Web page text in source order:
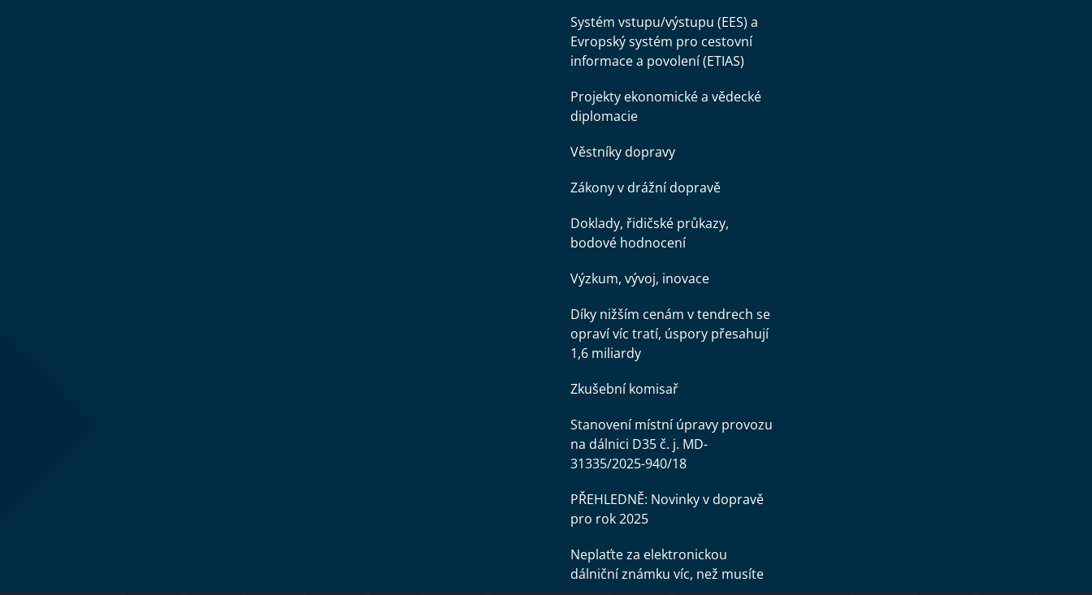
Systém vstupu/výstupu (EES) a
Evropský systém pro cestovní
informace a povolení (ETIAS)
Projekty ekonomické a vědecké
diplomacie
Věstníky dopravy
Zákony v drážní dopravě
Doklady, řidičské průkazy,
bodové hodnocení
Výzkum, vývoj, inovace
Díky nižším cenám v tendrech se
opraví víc tratí, úspory přesahují
1,6 miliardy
Zkušební komisař
Stanovení místní úpravy provozu
na dálnici D35 č. j. MD-
31335/2025-940/18
PŘEHLEDNĚ: Novinky v dopravě
pro rok 2025
Neplaťte za elektronickou
dálniční známku víc, než musíte